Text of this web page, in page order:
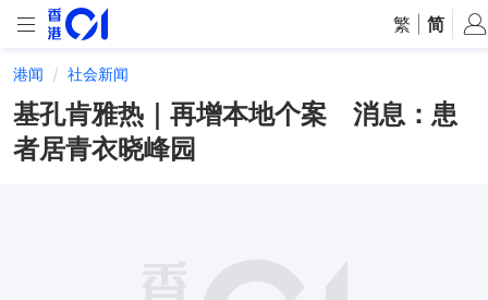
繁 简
港闻 社会新闻
基孔肯雅热｜再增本地个案 消息：患
者居青衣晓峰园